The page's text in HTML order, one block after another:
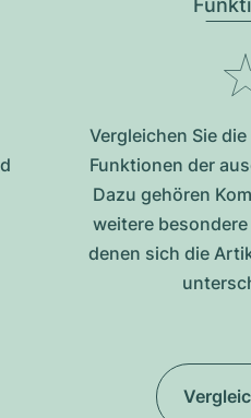
Vergleichen Sie
Funktionen der
Dazu gehören
weitere
denen sich die